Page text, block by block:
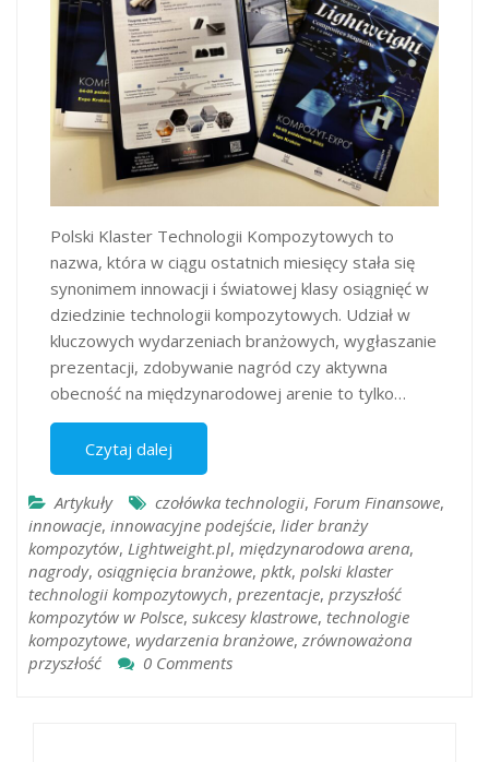
Polski Klaster Technologii Kompozytowych to
nazwa, która w ciągu ostatnich miesięcy stała się
synonimem innowacji i światowej klasy osiągnięć w
dziedzinie technologii kompozytowych. Udział w
kluczowych wydarzeniach branżowych, wygłaszanie
prezentacji, zdobywanie nagród czy aktywna
obecność na międzynarodowej arenie to tylko…
Czytaj dalej
Artykuły czołówka technologii, Forum Finansowe,
innowacje, innowacyjne podejście, lider branży
kompozytów, Lightweight.pl, międzynarodowa arena,
nagrody, osiągnięcia branżowe, pktk, polski klaster
technologii kompozytowych, prezentacje, przyszłość
kompozytów w Polsce, sukcesy klastrowe, technologie
kompozytowe, wydarzenia branżowe, zrównoważona
przyszłość
0 Comments